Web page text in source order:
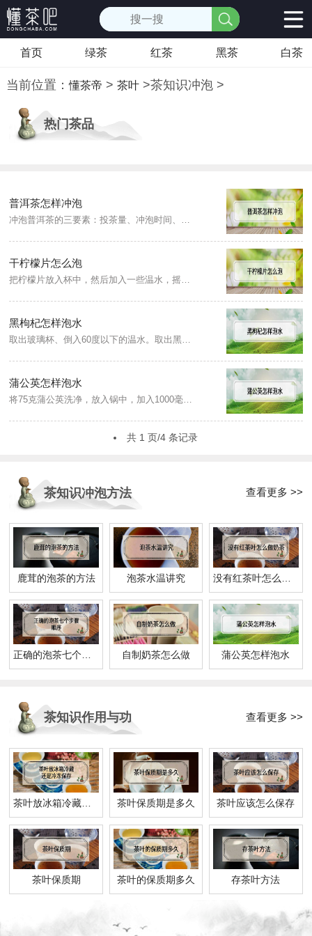
首页 绿茶 红茶 黑茶 白茶
当前位置：懂茶帝 > 茶叶>茶知识冲泡>
热门茶品
普洱茶怎样冲泡
干柠檬片怎么泡
黑枸杞怎样泡水
蒲公英怎样泡水
共 1 页/4 条记录
茶知识冲泡方法 查看更多 >>
鹿茸的泡茶的方法 泡茶水温讲究
自制奶茶怎么做 蒲公英怎样泡水
茶知识作用与功
效
查看更多 >>
茶叶保质期是多久 茶叶应该怎么保存
茶叶保质期 茶叶的保质期多久 存茶叶方法